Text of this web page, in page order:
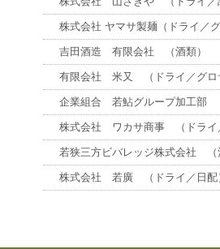
株式会社 ヤマサ製麺（ドライ／
吉田酒造 有限会社 （酒類）
有限会社 米又 （ドライ／グロ
企業組合 若鮎グループ加工部
株式会社 ワカサ商事 （ドライ
若狭三方ビバレッジ株式会社 （
株式会社 若廣 （ドライ／日配